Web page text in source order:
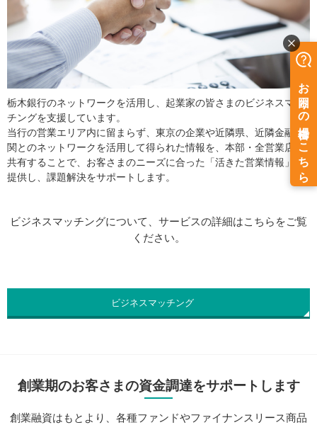
栃木銀行のネットワークを活用し、起業家の皆さまのビジネスマッ
チングを支援しています。
当行の営業エリア内に留まらず、東京の企業や近隣県、近隣金融機
関とのネットワークを活用して得られた情報を、本部・全営業店が
共有することで、お客さまのニーズに合った「活きた営業情報」を
提供し、課題解決をサポートします。
ビジネスマッチングについて、サービスの詳細はこちらをご覧
ください。
ビジネスマッチング
創業期のお客さまの資金調達をサポートします
創業融資はもとより、各種ファンドやファイナンスリース商品